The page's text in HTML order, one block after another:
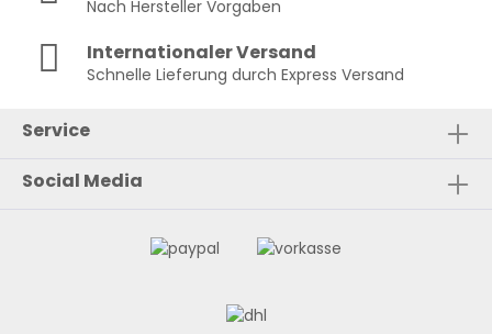
Nach Hersteller Vorgaben
Internationaler Versand
Schnelle Lieferung durch Express Versand
Service
Social Media